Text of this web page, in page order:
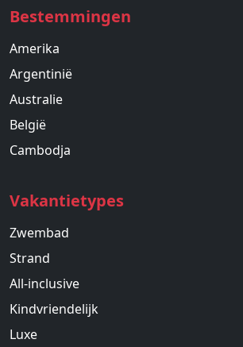
Bestemmingen
Amerika
Argentinië
Australie
België
Cambodja
Vakantietypes
Zwembad
Strand
All-inclusive
Kindvriendelijk
Luxe